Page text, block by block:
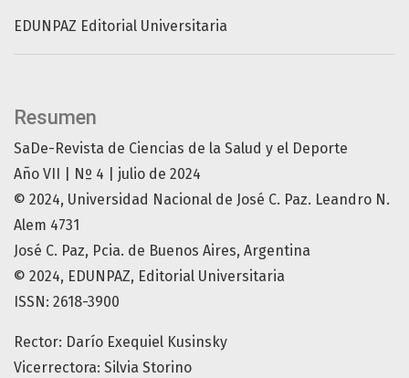
EDUNPAZ Editorial Universitaria
Resumen
SaDe-Revista de Ciencias de la Salud y el Deporte
Año VII | Nº 4 | julio de 2024
© 2024, Universidad Nacional de José C. Paz. Leandro N.
Alem 4731
José C. Paz, Pcia. de Buenos Aires, Argentina
© 2024, EDUNPAZ, Editorial Universitaria
ISSN: 2618-3900
Rector: Darío Exequiel Kusinsky
Vicerrectora: Silvia Storino